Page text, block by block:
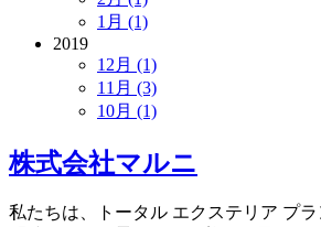
1月 (1)
2019
12月 (1)
11月 (3)
10月 (1)
株式会社マルニ
私たちは、トータル エクステリア プ